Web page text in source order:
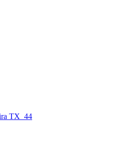
TX_44